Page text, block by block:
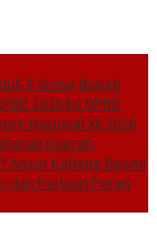
8 Siswa Bupati
2026 ke DPRD
Nasional XII 2026
Daerah,
Ansor Kalteng Resmi
dan Perkuat Peran